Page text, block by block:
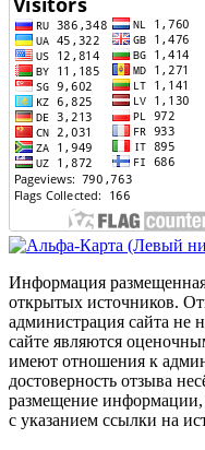
Информация
открытых источников.
администрация сайта не
сайте являются
имеют отношения к
достоверность отзыва
размещение информации,
с указанием ссылки на